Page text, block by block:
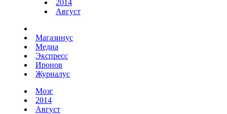
2014
Август
Магазинус
Медиа
Экспресс
Иронов
Журналус
Мозг
2014
Август